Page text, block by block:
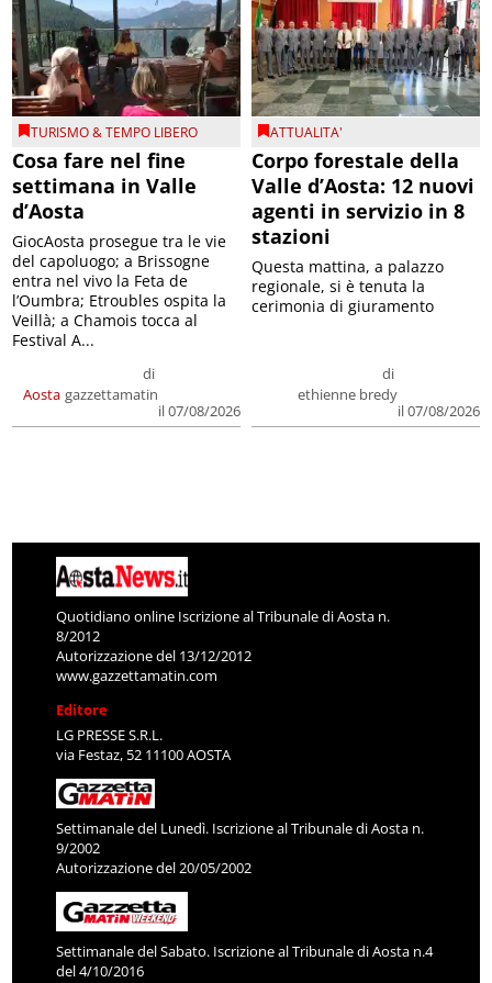
TURISMO & TEMPO LIBERO
Cosa fare nel fine
settimana in Valle
d’Aosta
Aosta
di
gazzettamatin
il 07/08/2026
GiocAosta prosegue tra le vie
del capoluogo; a Brissogne
entra nel vivo la Feta de
l’Oumbra; Etroubles ospita la
Veillà; a Chamois tocca al
Festival A...
ATTUALITA'
Corpo forestale della
Valle d’Aosta: 12 nuovi
agenti in servizio in 8
stazioni
di
ethienne bredy
il 07/08/2026
Questa mattina, a palazzo
regionale, si è tenuta la
cerimonia di giuramento
Quotidiano online Iscrizione al Tribunale di Aosta n.
8/2012
Autorizzazione del 13/12/2012
www.gazzettamatin.com
Editore
LG PRESSE S.R.L.
via Festaz, 52 11100 AOSTA
Settimanale del Lunedì. Iscrizione al Tribunale di Aosta n.
9/2002
Autorizzazione del 20/05/2002
Settimanale del Sabato. Iscrizione al Tribunale di Aosta n.4
del 4/10/2016